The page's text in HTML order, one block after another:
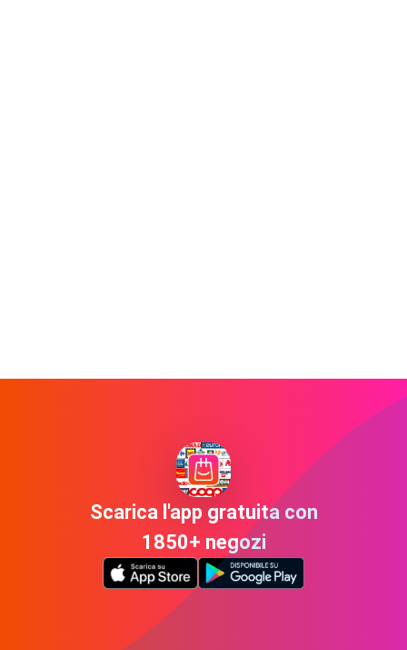
Scarica l'app gratuita con
1850+ negozi